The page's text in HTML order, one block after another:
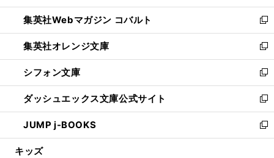
開
く
ウ
で
開
く
ン
ド
ウ
で
開
く
ウ
ィ
ン
ド
ウ
で
開
く
集英社Webマガジン コバルト
新
し
い
ウ
ィ
ン
ド
ウ
で
開
集英社オレンジ文庫
新
し
い
ウ
ィ
ン
ド
ウ
シフォン文庫
新
し
い
ウ
ィ
ン
ダッシュエックス文庫公式サイト
新
し
い
ウ
JUMP j-BOOKS
新
し
キッズ